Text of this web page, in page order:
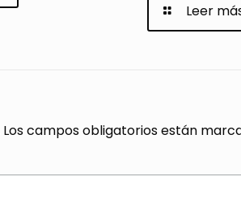
Leer
Los campos obligatorios están